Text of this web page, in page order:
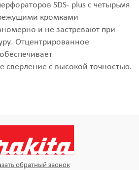
SDS- plus с четырьмя
кромками
и не застревают при
Отцентрированное
сверление с высокой точностью.
обратный звонок